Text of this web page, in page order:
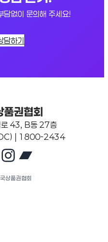
담없이 문의해 주세요!
담하기
로 43, B동 27층
| 1800-2434
Instagram
상품권협회